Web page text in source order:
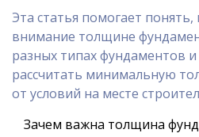
Эта статья помогает
внимание толщине
разных типах фундаментов
рассчитать минимальную
от условий на месте
Зачем важна толщина